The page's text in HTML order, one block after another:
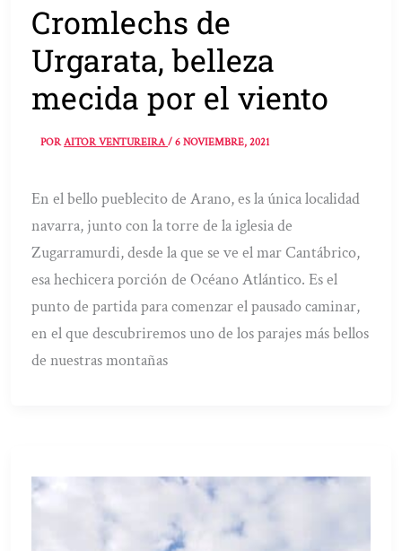
Cromlechs de
Urgarata, belleza
mecida por el viento
PORAITOR VENTUREIRA/6 NOVIEMBRE, 2021
En el bello pueblecito de Arano, es la única localidad
navarra, junto con la torre de la iglesia de
Zugarramurdi, desde la que se ve el mar Cantábrico,
esa hechicera porción de Océano Atlántico. Es el
punto de partida para comenzar el pausado caminar,
en el que descubriremos uno de los parajes más bellos
de nuestras montañas